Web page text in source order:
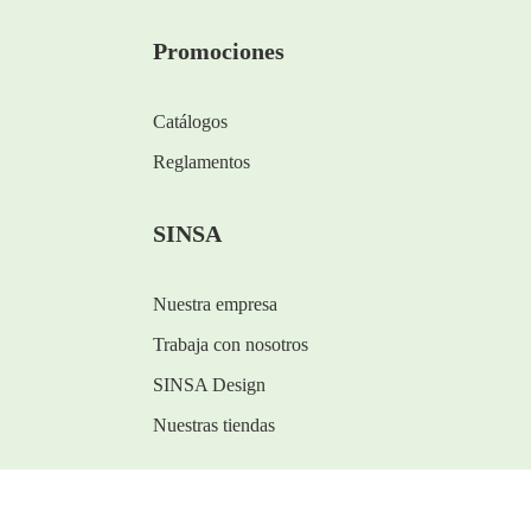
Promociones
Catálogos
Reglamentos
SINSA
Nuestra empresa
Trabaja con nosotros
SINSA Design
Nuestras tiendas